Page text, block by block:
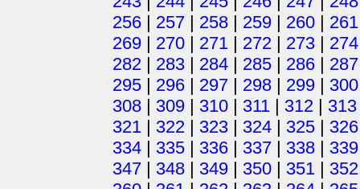
256 | 257 | 258 | 259 | 260 | 261
269 | 270 | 271 | 272 | 273 | 274
282 | 283 | 284 | 285 | 286 | 287
295 | 296 | 297 | 298 | 299 | 300
308 | 309 | 310 | 311 | 312 | 313
321 | 322 | 323 | 324 | 325 | 326
334 | 335 | 336 | 337 | 338 | 339
347 | 348 | 349 | 350 | 351 | 352